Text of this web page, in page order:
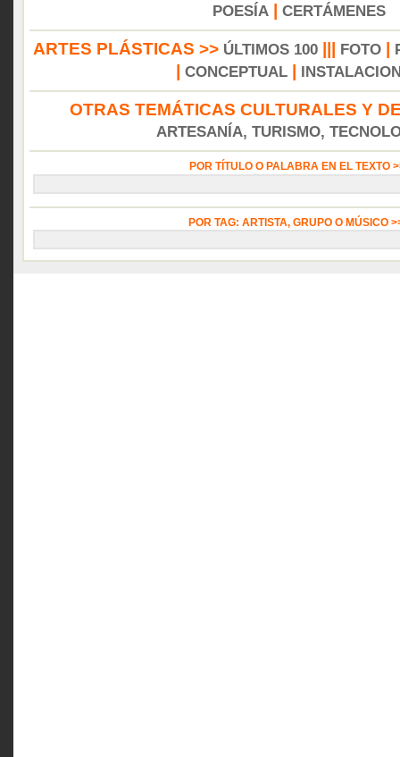
POESÍA| CERTÁMENES
ARTES PLÁSTICAS >> ÚLTIMOS 100 FOTO
CONCEPTUAL
OTRAS TEMÁTICAS CULTURALES Y
ARTESANÍA, TURISMO,
POR TÍTULO O PALABRA EN EL TEXTO
POR TAG: ARTISTA, GRUPO O MÚSICO